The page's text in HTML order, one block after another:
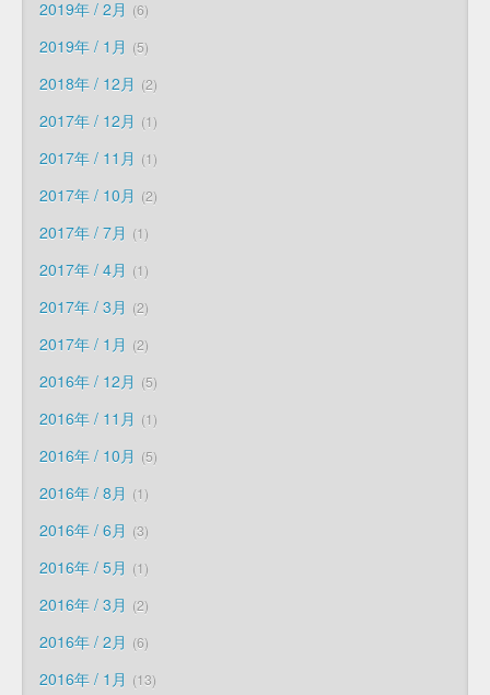
2019年 / 2月 6
2019年 / 1月 5
2018年 / 12月 2
2017年 / 12月 1
2017年 / 11月 1
2017年 / 10月 2
2017年 / 7月 1
2017年 / 4月 1
2017年 / 3月 2
2017年 / 1月 2
2016年 / 12月 5
2016年 / 11月 1
2016年 / 10月 5
2016年 / 8月 1
2016年 / 6月 3
2016年 / 5月 1
2016年 / 3月 2
2016年 / 2月 6
2016年 / 1月 13